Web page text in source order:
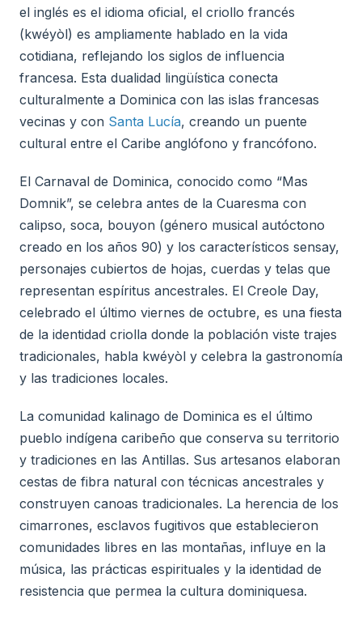
el inglés es el idioma oficial, el criollo francés
(kwéyòl) es ampliamente hablado en la vida
cotidiana, reflejando los siglos de influencia
francesa. Esta dualidad lingüística conecta
culturalmente a Dominica con las islas francesas
vecinas y con Santa Lucía, creando un puente
cultural entre el Caribe anglófono y francófono.
El Carnaval de Dominica, conocido como “Mas
Domnik”, se celebra antes de la Cuaresma con
calipso, soca, bouyon (género musical autóctono
creado en los años 90) y los característicos sensay,
personajes cubiertos de hojas, cuerdas y telas que
representan espíritus ancestrales. El Creole Day,
celebrado el último viernes de octubre, es una fiesta
de la identidad criolla donde la población viste trajes
tradicionales, habla kwéyòl y celebra la gastronomía
y las tradiciones locales.
La comunidad kalinago de Dominica es el último
pueblo indígena caribeño que conserva su territorio
y tradiciones en las Antillas. Sus artesanos elaboran
cestas de fibra natural con técnicas ancestrales y
construyen canoas tradicionales. La herencia de los
cimarrones, esclavos fugitivos que establecieron
comunidades libres en las montañas, influye en la
música, las prácticas espirituales y la identidad de
resistencia que permea la cultura dominiquesa.